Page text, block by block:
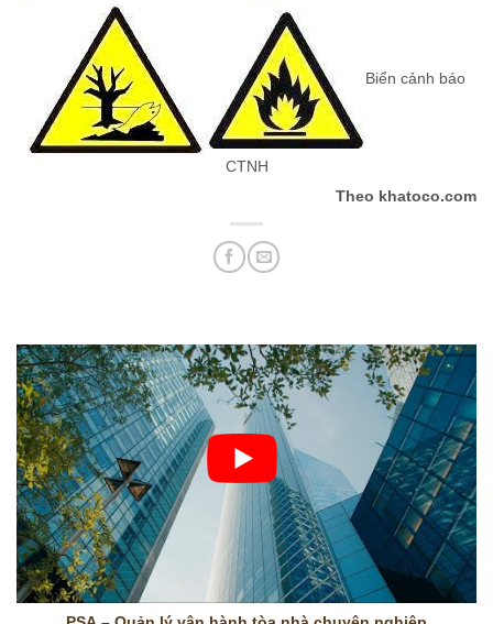
Biển cảnh báo
CTNH
Theo khatoco.com